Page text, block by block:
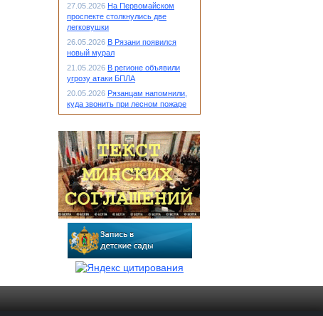
27.05.2026 На Первомайском
проспекте столкнулись две
легковушки
26.05.2026 В Рязани появился
новый мурал
21.05.2026 В регионе объявили
угрозу атаки БПЛА
20.05.2026 Рязанцам напомнили,
куда звонить при лесном пожаре